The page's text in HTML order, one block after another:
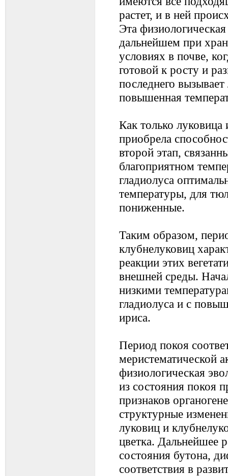
растет, и в ней
Эта
дальнейшем при
условиях в почве,
готовой к росту и
последнего
повышенная
Как только луковица
приобрела
второй этап,
благоприятном
гладиолуса
температуры, для
пониженные.
Таким образом,
клубнелуковиц
реакции этих
внешней среды.
низкими
гладиолуса и с
ириса.
Период покоя
меристематической
физиологическая
из состояния покоя
признаков
структурные
луковиц и
цветка. Дальнейшее
состояния бутона,
соответствия в